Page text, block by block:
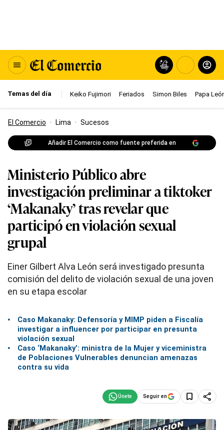
Temas del día Keiko Fujimori Feriados Simon Biles Papa
El Comercio · Lima · Sucesos
Añadir El Comercio como fuente preferida en
Ministerio Público abre
investigación preliminar a tiktoker
‘Makanaky’ tras revelar que
participó en violación sexual
grupal
Einer Gilbert Alva León será investigado presunta
comisión del delito de violación sexual de una joven
en su etapa escolar
Caso Makanaky: Defensoría y MIMP piden a Fiscalía
investigar a influencer por participar en presunta
violación sexual
Caso ‘Makanaky’: ministra de la Mujer y viceministra
de Poblaciones Vulnerables denuncian amenazas
contra su vida
Seguir en